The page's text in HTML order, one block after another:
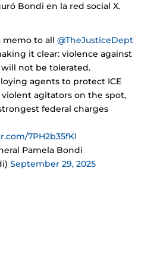
Bondi en la red social X.
memo to all @TheJusticeDept
it clear: violence against
not be tolerated.
agents to protect ICE
violent agitators on the spot,
federal charges
7PH2b35fKI
Pamela Bondi
September 29, 2025